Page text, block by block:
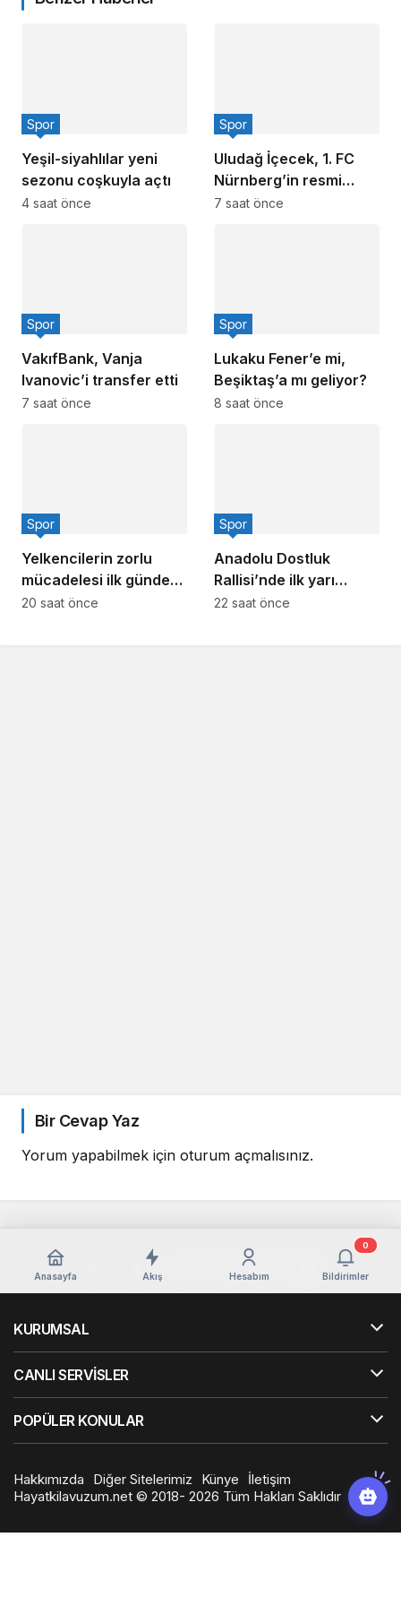
Yeşil-siyahlılar yeni
sezonu coşkuyla açtı
Spor
4 saat önce
Uludağ İçecek, 1. FC
Nürnberg’in resmi
sponsoru oldu
Spor
7 saat önce
VakıfBank, Vanja
Ivanovic’i transfer etti
Spor
7 saat önce
Lukaku Fener’e mi,
Beşiktaş’a mı geliyor?
Spor
8 saat önce
Yelkencilerin zorlu
mücadelesi ilk günde
nefes kesti
Spor
20 saat önce
Anadolu Dostluk
Rallisi’nde ilk yarı
tamamlandı
Spor
22 saat önce
Bir Cevap Yaz
Yorum yapabilmek için oturum açmalısınız.
Anasayfa Akış Hesabım Bildirimler
0
KURUMSAL
CANLI SERVİSLER
POPÜLER KONULAR
Hakkımızda Diğer Sitelerimiz Künye
İletişim
Hayatkilavuzum.net © 2018- 2026 Tüm Hakları Saklıdır